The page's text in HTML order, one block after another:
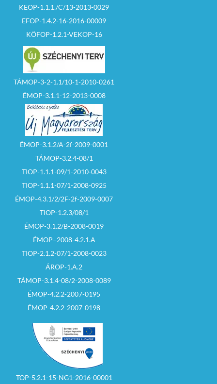
KEOP-1.1.1./C/13-2013-0029
EFOP-1.4.2-16-2016-00009
KÖFOP-1.2.1-VEKOP-16
TÁMOP-3-2-1.1/10-1-2010-0261
ÉMOP-3.1.1-12-2013-0008
ÉMOP-3.1.2/A-2f-2009-0001
TÁMOP-3.2.4-08/1
TIOP-1.1.1-09/1-2010-0043
TIOP-1.1.1-07/1-2008-0925
ÉMOP-4.3.1/2/2F-2f-2009-0007
TIOP-1.2.3/08/1
ÉMOP-3.1.2/B-2008-0019
ÉMOP–2008-4.2.1.A
TIOP-2.1.2-07/1-2008-0023
ÁROP-1.A.2
TÁMOP-3.1.4-08/2-2008-0089
ÉMOP-4.2.2-2007-0195
ÉMOP-4.2.2-2007-0198
TOP-5.2.1-15-NG1-2016-00001